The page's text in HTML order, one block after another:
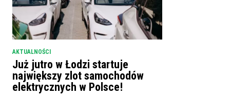
AKTUALNOŚCI
Już jutro w Łodzi startuje
największy zlot samochodów
elektrycznych w Polsce!